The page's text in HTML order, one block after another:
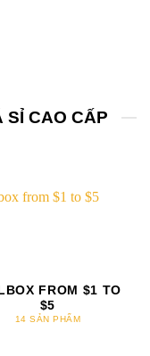
SỈ CAO CẤP
FROM $1 TO
$5
14 SẢN PHẨM